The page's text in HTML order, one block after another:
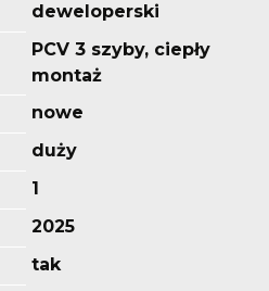
deweloperski
PCV 3 szyby, ciepły
montaż
nowe
duży
1
2025
tak